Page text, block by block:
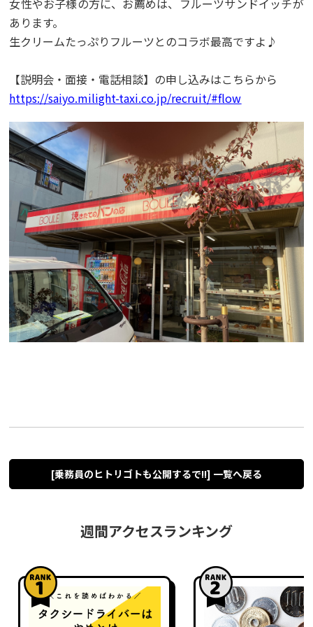
あります。
生クリームたっぷりフルーツとのコラボ最高ですよ♪
【説明会・面接・電話相談】の申し込みはこちらから
https://saiyo.milight-taxi.co.jp/recruit/#flow
[乗務員のヒトリゴトも公開するで!!] 一覧へ戻る
週間アクセスランキング